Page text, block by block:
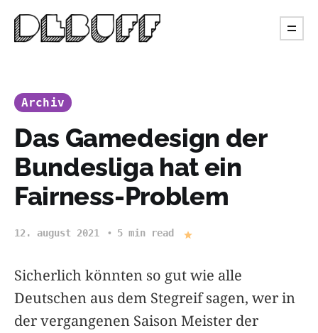
Archiv
Das Gamedesign der
Bundesliga hat ein
Fairness-Problem
12. august 2021 5 min read
Sicherlich könnten so gut wie alle
Deutschen aus dem Stegreif sagen, wer in
der vergangenen Saison Meister der